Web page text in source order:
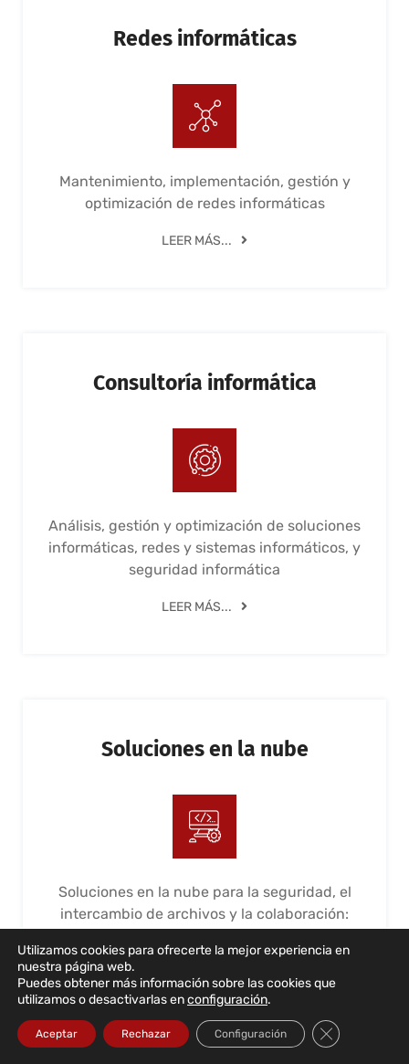
Redes informáticas
Mantenimiento, implementación, gestión y
optimización de redes informáticas
LEER MÁS...
Consultoría informática
Análisis, gestión y optimización de soluciones
informáticas, redes y sistemas informáticos, y
seguridad informática
LEER MÁS...
Soluciones en la nube
Soluciones en la nube para la seguridad, el
intercambio de archivos y la colaboración:
mantenimiento
LEER MÁS...
Utilizamos cookies para ofrecerte la mejor experiencia en
nuestra página web.
Puedes obtener más información sobre las cookies que
utilizamos o desactivarlas enconfiguración.
Aceptar Rechazar Configuración Cerrar el